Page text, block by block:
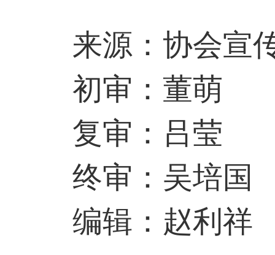
来源：协会宣
初审：董萌
复审：吕莹
终审：吴培国
编辑：赵利祥